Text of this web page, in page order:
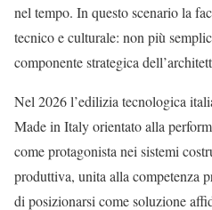
nel tempo. In questo scenario la
tecnico e culturale: non più
componente strategica
Nel 2026 l’edilizia tecnologica
Made in Italy orientato alla
come protagonista nei sistemi
produttiva, unita alla competenza
di posizionarsi come soluzione